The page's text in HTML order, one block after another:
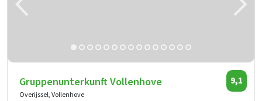
Gruppenunterkunft Vollenhove
Overijssel, Vollenhove
9,1